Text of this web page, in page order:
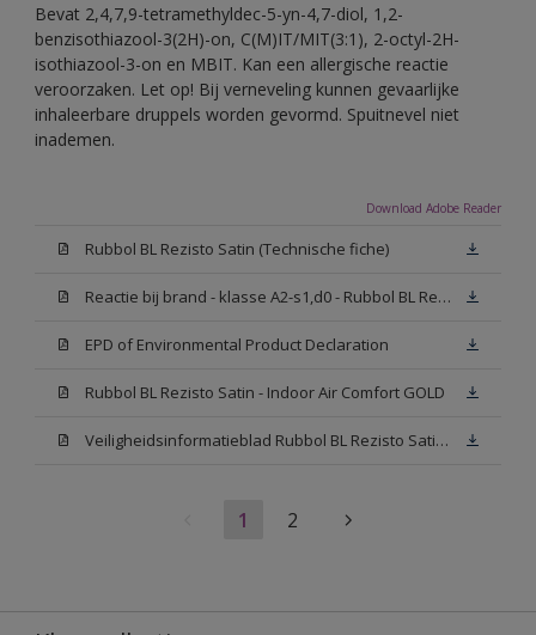
Bevat 2,4,7,9-tetramethyldec-5-yn-4,7-diol, 1,2-
benzisothiazool-3(2H)-on, C(M)IT/MIT(3:1), 2-octyl-2H-
isothiazool-3-on en MBIT. Kan een allergische reactie
veroorzaken. Let op! Bij verneveling kunnen gevaarlijke
inhaleerbare druppels worden gevormd. Spuitnevel niet
inademen.
Download Adobe Reader
Rubbol BL Rezisto Satin (Technische fiche)
Reactie bij brand - klasse A2-s1,d0 - Rubbol BL Rezisto Satin
EPD of Environmental Product Declaration
Rubbol BL Rezisto Satin - Indoor Air Comfort GOLD
Veiligheidsinformatieblad Rubbol BL Rezisto Satin Wit (SDS)
1 2